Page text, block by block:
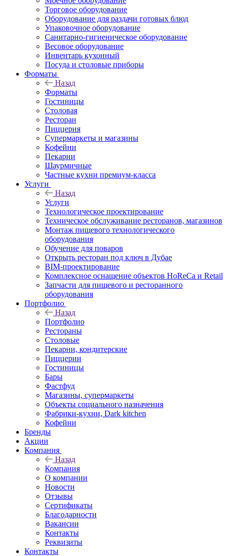
Торговое оборудование
Оборудование для раздачи готовых блюд
Упаковочное оборудование
Санитарно-гигиеническое оборудование
Весовое оборудование
Инвентарь кухонный
Посуда и столовые приборы
Форматы
Назад
Форматы
Гостиницы
Столовая
Ресторан
Пиццерия
Супермаркеты и магазины
Кофейни
Пекарни
Шаурмичные
Частные кухни премиум-класса
Услуги
Назад
Услуги
Технологическое проектирование
Техническое обслуживание ресторанов, магазинов
Монтаж пищевого технологического
оборудования
Обучение для поваров
Открыть ресторан под ключ в Дубае
BIM-проектирование
Комплексное оснащение объектов HoReCa и Retail
Запчасти для пищевого и ресторанного
оборудования
Портфолио
Назад
Портфолио
Рестораны
Столовые
Пекарни, кондитерские
Пиццерии
Гостиницы
Бары
Фастфуд
Магазины, супермаркеты
Объекты социального назначения
Фабрики-кухни, Dark kitchen
Кофейни
Бренды
Акции
Компания
Назад
Компания
О компании
Новости
Отзывы
Сертификаты
Благодарности
Вакансии
Контакты
Реквизиты
Контакты